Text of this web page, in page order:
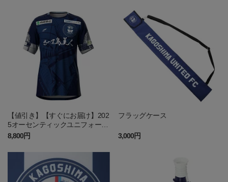
【値引き】【すぐにお届け】202
5オーセンティックユニフォーム
FP1st
8,800円
フラッグケース
3,000円